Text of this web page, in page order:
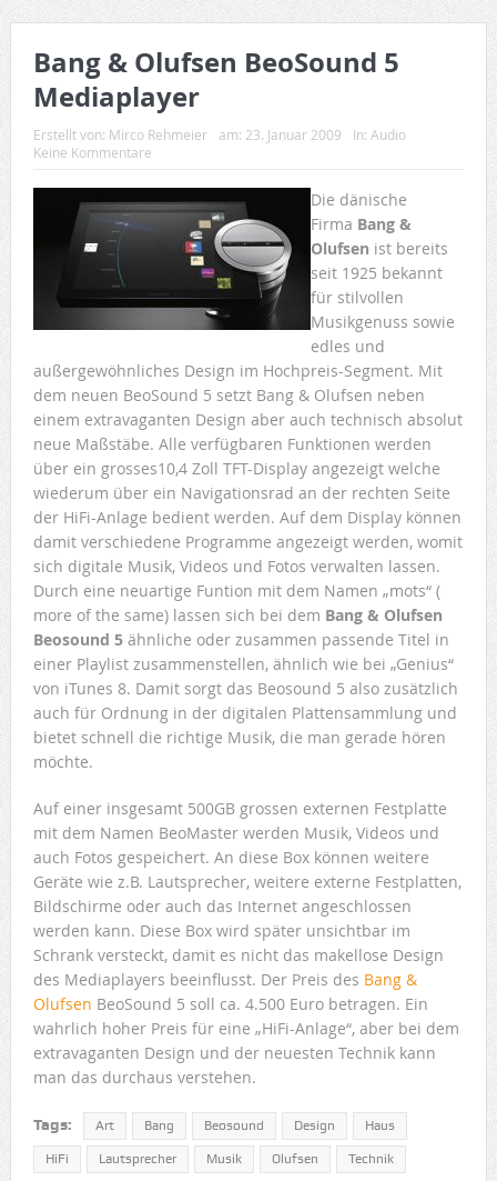
Bang & Olufsen BeoSound 5
Mediaplayer
Erstellt von: Mirco Rehmeier am: 23. Januar 2009 In: Audio
Keine Kommentare
Die dänische
Firma Bang &
Olufsen ist bereits
seit 1925 bekannt
für stilvollen
Musikgenuss sowie
edles und
außergewöhnliches Design im Hochpreis-Segment. Mit
dem neuen BeoSound 5 setzt Bang & Olufsen neben
einem extravaganten Design aber auch technisch absolut
neue Maßstäbe. Alle verfügbaren Funktionen werden
über ein grosses10,4 Zoll TFT-Display angezeigt welche
wiederum über ein Navigationsrad an der rechten Seite
der HiFi-Anlage bedient werden. Auf dem Display können
damit verschiedene Programme angezeigt werden, womit
sich digitale Musik, Videos und Fotos verwalten lassen.
Durch eine neuartige Funtion mit dem Namen „mots“ (
more of the same) lassen sich bei dem Bang & Olufsen
Beosound 5ähnliche oder zusammen passende Titel in
einer Playlist zusammenstellen, ähnlich wie bei „Genius“
von iTunes 8. Damit sorgt das Beosound 5 also zusätzlich
auch für Ordnung in der digitalen Plattensammlung und
bietet schnell die richtige Musik, die man gerade hören
möchte.
Auf einer insgesamt 500GB grossen externen Festplatte
mit dem Namen BeoMaster werden Musik, Videos und
auch Fotos gespeichert. An diese Box können weitere
Geräte wie z.B. Lautsprecher, weitere externe Festplatten,
Bildschirme oder auch das Internet angeschlossen
werden kann. Diese Box wird später unsichtbar im
Schrank versteckt, damit es nicht das makellose Design
des Mediaplayers beeinflusst. Der Preis des Bang &
Olufsen BeoSound 5 soll ca. 4.500 Euro betragen. Ein
wahrlich hoher Preis für eine „HiFi-Anlage“, aber bei dem
extravaganten Design und der neuesten Technik kann
man das durchaus verstehen.
Tags: Art Bang Beosound Design Haus
HiFi Lautsprecher Musik Olufsen Technik